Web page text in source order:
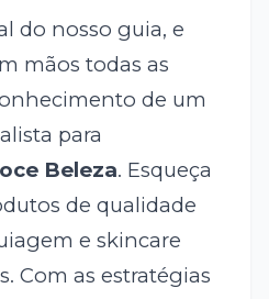
do nosso guia, e
mãos todas as
de um
para
Beleza. Esqueça
de qualidade
e skincare
Com as estratégias